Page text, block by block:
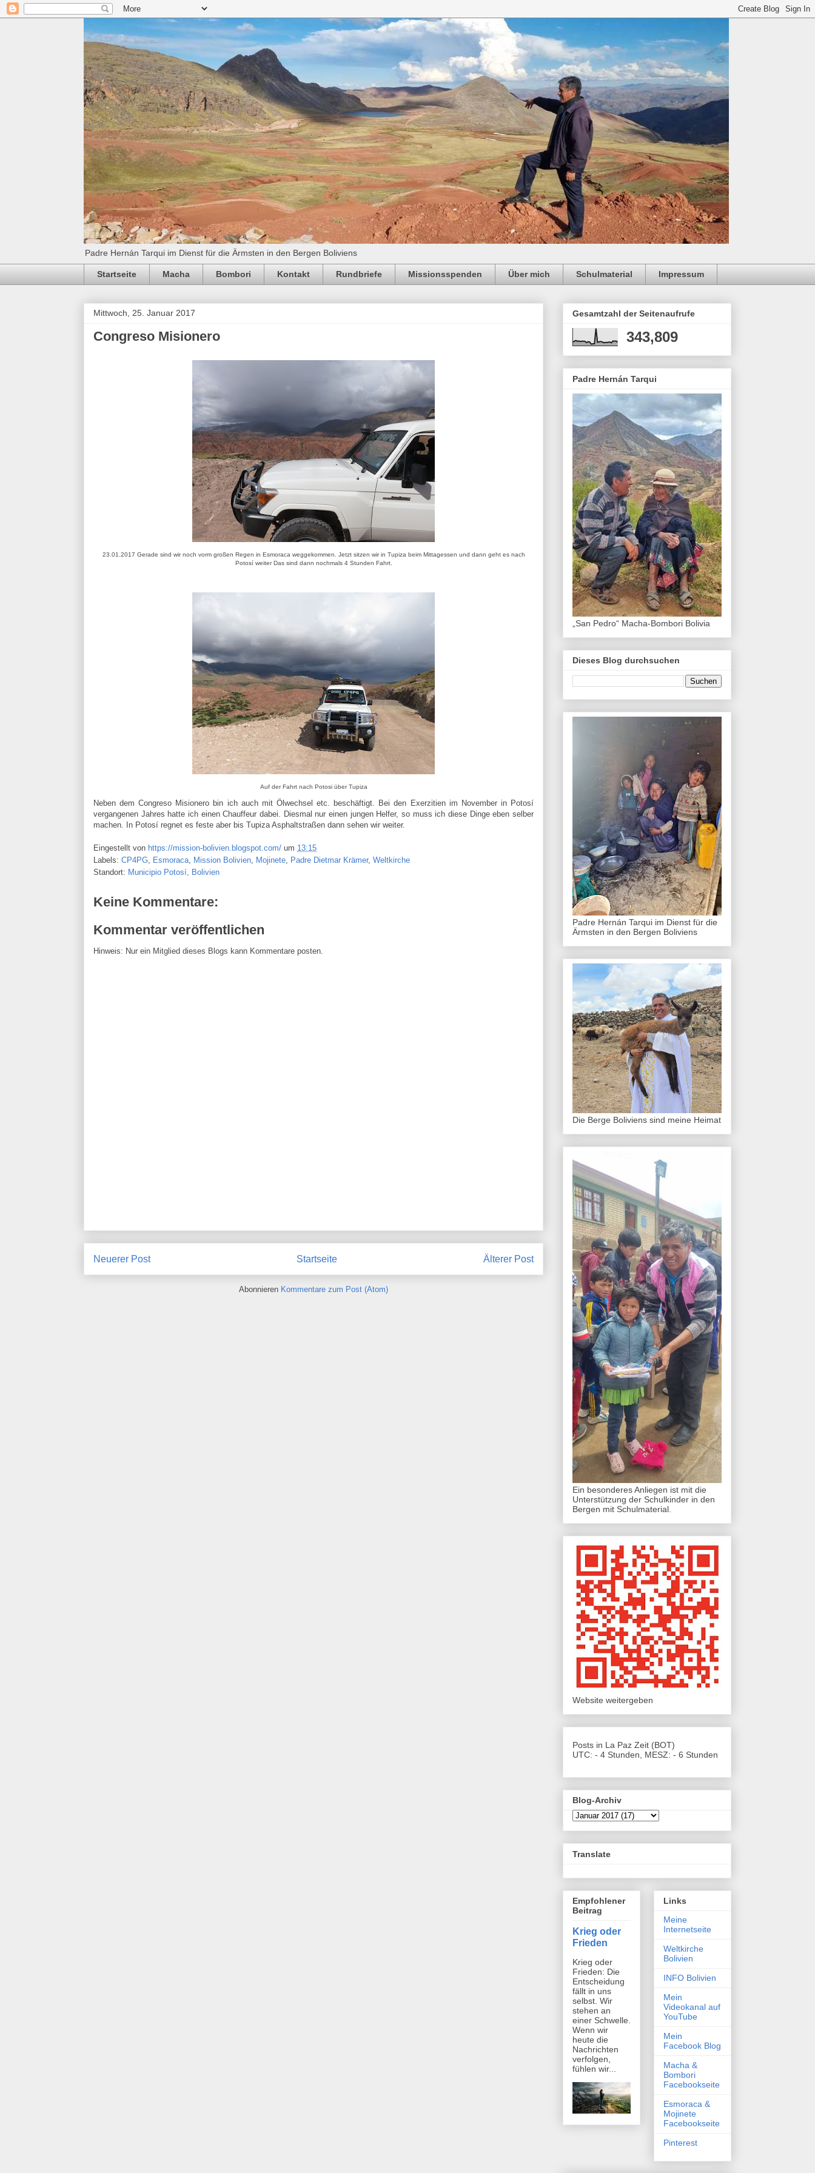
Padre Hernán Tarqui im Dienst für die Ärmsten in den Bergen Boliviens
Startseite Macha Bombori Kontakt Rundbriefe Missionsspenden Über mich Schulmaterial Impressum
Mittwoch, 25. Januar 2017
Congreso Misionero
23.01.2017 Gerade sind wir noch vorm großen Regen in Esmoraca weggekommen. Jetzt sitzen wir in Tupiza beim Mittagessen und dann geht es nach
Potosí weiter Das sind dann nochmals 4 Stunden Fahrt.
Auf der Fahrt nach Potosi über Tupiza
Neben dem Congreso Misionero bin ich auch mit Ölwechsel etc. beschäftigt. Bei den Exerzitien im November in Potosí
vergangenen Jahres hatte ich einen Chauffeur dabei. Diesmal nur einen jungen Helfer, so muss ich diese Dinge eben selber
machen. In Potosí regnet es feste aber bis Tupiza Asphaltstraßen dann sehen wir weiter.
Eingestellt von https://mission-bolivien.blogspot.com/ um 13:15
Labels: CP4PG, Esmoraca, Mission Bolivien, Mojinete, Padre Dietmar Krämer, Weltkirche
Standort: Municipio Potosí, Bolivien
Keine Kommentare:
Kommentar veröffentlichen
Hinweis: Nur ein Mitglied dieses Blogs kann Kommentare posten.
Neuerer Post Älterer Post
Startseite
Abonnieren Kommentare zum Post (Atom)
Gesamtzahl der Seitenaufrufe
343,809
Padre Hernán Tarqui
„San Pedro“ Macha-Bombori Bolivia
Dieses Blog durchsuchen
Padre Hernán Tarqui im Dienst für die
Ärmsten in den Bergen Boliviens
Die Berge Boliviens sind meine Heimat
Ein besonderes Anliegen ist mit die
Unterstützung der Schulkinder in den
Bergen mit Schulmaterial.
Website weitergeben
Posts in La Paz Zeit (BOT)
UTC: - 4 Stunden, MESZ: - 6 Stunden
Blog-Archiv
Translate
Empfohlener
Beitrag
Krieg oder
Frieden
Krieg oder
Frieden: Die
Entscheidung
fällt in uns
selbst. Wir
stehen an
einer Schwelle.
Wenn wir
heute die
Nachrichten
verfolgen,
fühlen wir...
Links
Meine
Internetseite
Weltkirche
Bolivien
INFO Bolivien
Mein
Videokanal auf
YouTube
Mein
Facebook Blog
Macha &
Bombori
Facebookseite
Esmoraca &
Mojinete
Facebookseite
Pinterest